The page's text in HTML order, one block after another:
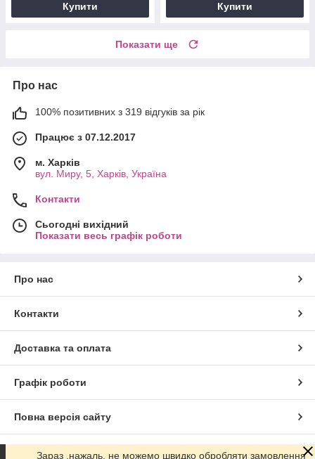
Купити Купити
Показати ще
Про нас
100% позитивних з 319 відгуків за рік
Працює з 07.12.2017
м. Харків
вул. Миру, 5, Харків, Україна
Контакти
Сьогодні вихідний
Показати весь графік роботи
Про нас
Контакти
Доставка та оплата
Графік роботи
Повна версія сайту
Сайт створено на маркетплейсіProm.ua
Зараз ,нажаль, не можемо швидко обробляти замовлення